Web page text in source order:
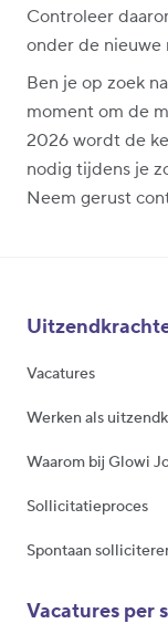
Controleer
onder de nieuwe
Ben je op zoek
moment om de
2026 wordt de
nodig tijdens je
Neem gerust
Vacatures
Werken als
Waarom bij Glowi
Sollicitatieproces
Spontaan
Vacatures per